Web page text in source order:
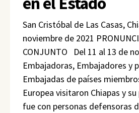
San Cristóbal de Las Casas,
noviembre de 2021
CONJUNTO Del 11 al 13 de
Embajadoras, Embajadores y
Embajadas de países
Europea visitaron Chiapas y
fue con personas defensoras